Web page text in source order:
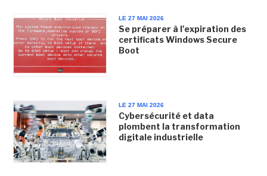
LE 27 MAI 2026
Se préparer à l'expiration des
certificats Windows Secure
Boot
LE 27 MAI 2026
Cybersécurité et data
plombent la transformation
digitale industrielle